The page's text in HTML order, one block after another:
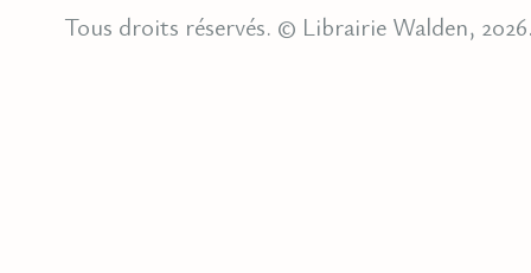
Tous droits réservés. © Librairie Walden,